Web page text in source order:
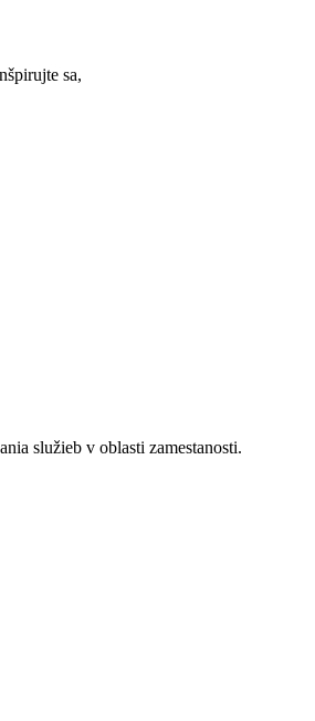
sa,
služieb v oblasti zamestanosti.